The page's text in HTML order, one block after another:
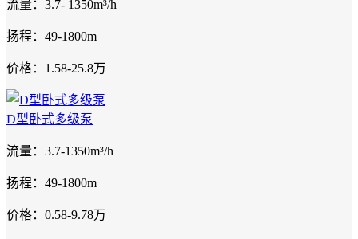
流量：3.7- 1350m³/h
扬程：49-1800m
价格：1.58-25.8万
D型卧式多级泵
流量：3.7-1350m³/h
扬程：49-1800m
价格：0.58-9.78万